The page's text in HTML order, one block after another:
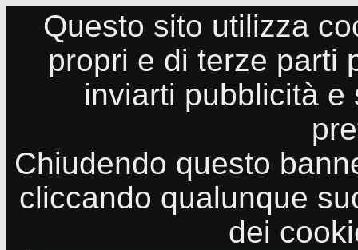
Questo sito utilizza
propri e di terze parti
inviarti pubblicità
Chiudendo questo
cliccando qualunque
dei